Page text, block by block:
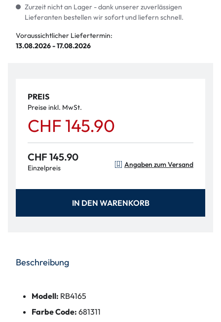
Zurzeit nicht an Lager - dank unserer zuverlässigen
Lieferanten bestellen wir sofort und liefern schnell.
Voraussichtlicher Liefertermin:
13.08.2026 - 17.08.2026
PREIS
Preise inkl. MwSt.
CHF 145.90
CHF 145.90
Einzelpreis Angaben zum Versand
IN DEN WARENKORB
Beschreibung
Modell: RB4165
Farbe Code: 681311